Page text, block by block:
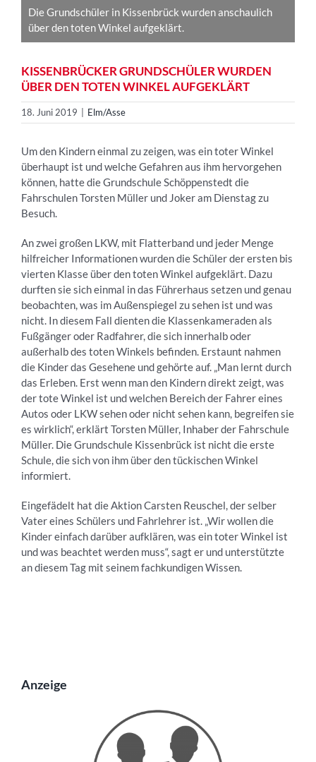
Die Grundschüler in Kissenbrück wurden anschaulich
über den toten Winkel aufgeklärt.
KISSENBRÜCKER GRUNDSCHÜLER WURDEN
ÜBER DEN TOTEN WINKEL AUFGEKLÄRT
18. Juni 2019 | Elm/Asse
Um den Kindern einmal zu zeigen, was ein toter Winkel
überhaupt ist und welche Gefahren aus ihm hervorgehen
können, hatte die Grundschule Schöppenstedt die
Fahrschulen Torsten Müller und Joker am Dienstag zu
Besuch.
An zwei großen LKW, mit Flatterband und jeder Menge
hilfreicher Informationen wurden die Schüler der ersten bis
vierten Klasse über den toten Winkel aufgeklärt. Dazu
durften sie sich einmal in das Führerhaus setzen und genau
beobachten, was im Außenspiegel zu sehen ist und was
nicht. In diesem Fall dienten die Klassenkameraden als
Fußgänger oder Radfahrer, die sich innerhalb oder
außerhalb des toten Winkels befinden. Erstaunt nahmen
die Kinder das Gesehene und gehörte auf. „Man lernt durch
das Erleben. Erst wenn man den Kindern direkt zeigt, was
der tote Winkel ist und welchen Bereich der Fahrer eines
Autos oder LKW sehen oder nicht sehen kann, begreifen sie
es wirklich“, erklärt Torsten Müller, Inhaber der Fahrschule
Müller. Die Grundschule Kissenbrück ist nicht die erste
Schule, die sich von ihm über den tückischen Winkel
informiert.
Eingefädelt hat die Aktion Carsten Reuschel, der selber
Vater eines Schülers und Fahrlehrer ist. „Wir wollen die
Kinder einfach darüber aufklären, was ein toter Winkel ist
und was beachtet werden muss“, sagt er und unterstützte
an diesem Tag mit seinem fachkundigen Wissen.
Anzeige